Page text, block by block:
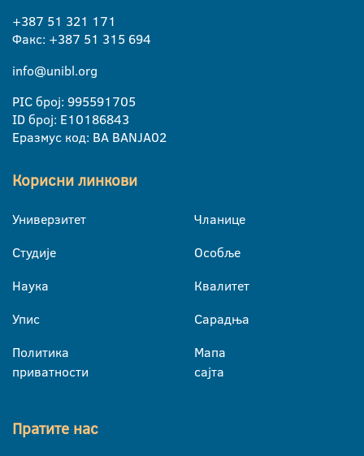
+387 51 321 171
Факс: +387 51 315 694
info@unibl.org
PIC број: 995591705
ID број: E10186843
Еразмус код: BA BANJA02
Корисни линкови
Универзитет
Студије
Наука
Упис
Политика
приватности
Чланице
Особље
Квалитет
Сарадња
Мапа
сајта
Пратите нас